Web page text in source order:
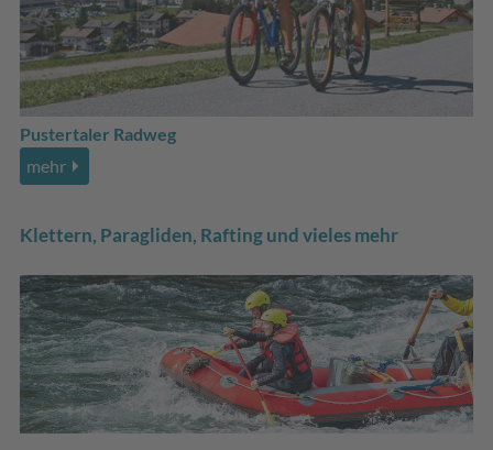
Pustertaler Radweg
mehr
Klettern, Paragliden, Rafting und vieles mehr